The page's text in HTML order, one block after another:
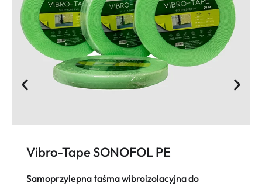
Vibro-Tape SONOFOL PE
Samoprzylepna taśma wibroizolacyjna do